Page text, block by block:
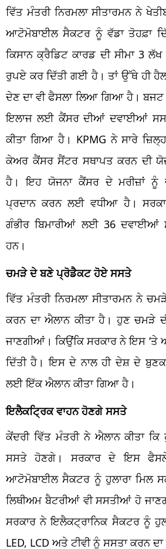
ਵਿੱਤ ਮੰਤਰੀ ਨਿਰਮਲਾ ਸੀਤਾਰਮਨ ਨੇ
ਆਟੋਮੋਬਾਈਲ ਸੈਕਟਰ ਨੂੰ ਵੱਡਾ ਤੋਹਫ਼ਾ
ਕਿਸਾਨ ਕ੍ਰੈਡਿਟ ਕਾਰਡ ਦੀ ਸੀਮਾ 3
ਰੁਪਏ ਕਰ ਦਿੱਤੀ ਗਈ ਹੈ। ਤਾਂ ਉੱਥੇ ਹੀ
ਦੇਣ ਦਾ ਵੀ ਫੈਸਲਾ ਲਿਆ ਗਿਆ ਹੈ। ਬਜਟ
ਇਲਾਜ ਲਈ ਕੈਂਸਰ ਦੀਆਂ ਦਵਾਈਆਂ
ਕੀਤਾ ਗਿਆ ਹੈ। KPMG ਨੇ ਸਾਰੇ
ਕੇਅਰ ਕੈਂਸਰ ਸੈਂਟਰ ਸਥਾਪਤ ਕਰਨ ਦੀ
ਹੈ। ਇਹ ਯੋਜਨਾ ਕੈਂਸਰ ਦੇ ਮਰੀਜ਼ਾਂ ਨੂੰ
ਪ੍ਰਦਾਨ ਕਰਨ ਲਈ ਵਧੀਆ ਹੈ।
ਗੰਭੀਰ ਬਿਮਾਰੀਆਂ ਲਈ 36
ਹਨ।
ਚਮੜੇ ਦੇ ਬਣੇ ਪ੍ਰੋਡੈਕਟ ਹੋਏ ਸਸਤੇ
ਵਿੱਤ ਮੰਤਰੀ ਨਿਰਮਲਾ ਸੀਤਾਰਮਨ ਨੇ
ਕਰਨ ਦਾ ਐਲਾਨ ਕੀਤਾ ਹੈ। ਹੁਣ ਚਮੜੇ
ਜਾਣਗੀਆਂ। ਕਿਉਂਕਿ ਸਰਕਾਰ ਨੇ ਇਸ ‘ਤੇ
ਦਿੱਤੀ ਹੈ। ਇਸ ਦੇ ਨਾਲ ਹੀ ਦੇਸ਼ ਦੇ
ਲਈ ਇੱਕ ਐਲਾਨ ਕੀਤਾ ਗਿਆ ਹੈ।
ਇਲੈਕਟ੍ਰਿਕ ਵਾਹਨ ਹੋਣਗੇ ਸਸਤੇ
ਕੇਂਦਰੀ ਵਿੱਤ ਮੰਤਰੀ ਨੇ ਐਲਾਨ ਕੀਤਾ
ਸਸਤੇ ਹੋਣਗੇ। ਸਰਕਾਰ ਦੇ ਇਸ
ਆਟੋਮੋਬਾਈਲ ਸੈਕਟਰ ਨੂੰ ਹੁਲਾਰਾ ਮਿਲ
ਲਿਥੀਅਮ ਬੈਟਰੀਆਂ ਵੀ ਸਸਤੀਆਂ ਹੋ
ਸਰਕਾਰ ਨੇ ਇਲੈਕਟ੍ਰਾਨਿਕ ਸੈਕਟਰ ਨੂੰ
LED, LCD ਅਤੇ ਟੀਵੀ ਨੂੰ ਸਸਤਾ ਕਰਨ ਦਾ